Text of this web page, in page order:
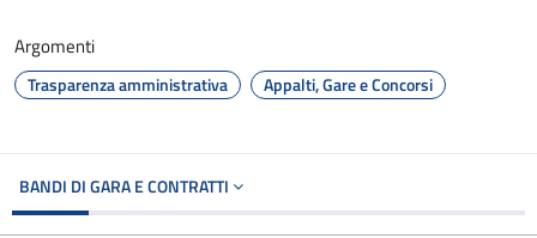
Argomenti
Trasparenza amministrativa Appalti, Gare e Concorsi
BANDI DI GARA E CONTRATTI